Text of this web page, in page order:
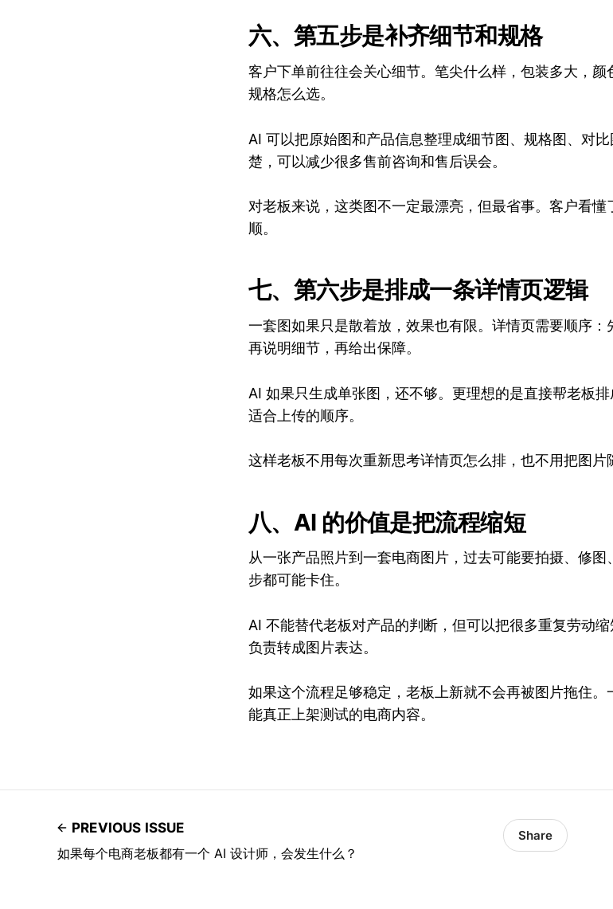
六、第五步是补齐细节和规格
客户下单前往往会关心细节。笔尖什么样，包装多大，
规格怎么选。
AI 可以把原始图和产品信息整理成细节图、规格图、对
楚，可以减少很多售前咨询和售后误会。
对老板来说，这类图不一定最漂亮，但最省事。客户看
顺。
七、第六步是排成一条详情页逻辑
一套图如果只是散着放，效果也有限。详情页需要顺序：
再说明细节，再给出保障。
AI 如果只生成单张图，还不够。更理想的是直接帮老板
适合上传的顺序。
这样老板不用每次重新思考详情页怎么排，也不用把图片
八、AI 的价值是把流程缩短
从一张产品照片到一套电商图片，过去可能要拍摄、修
步都可能卡住。
AI 不能替代老板对产品的判断，但可以把很多重复劳动
负责转成图片表达。
如果这个流程足够稳定，老板上新就不会再被图片拖住
能真正上架测试的电商内容。
PREVIOUS ISSUE
如果每个电商老板都有一个 AI 设计师，会发生什么？
Share